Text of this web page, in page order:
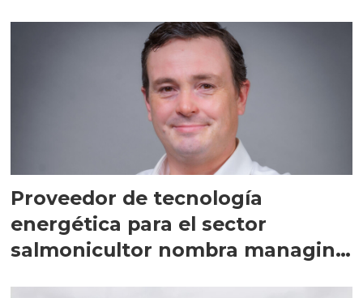
Proveedor de tecnología
energética para el sector
salmonicultor nombra managing